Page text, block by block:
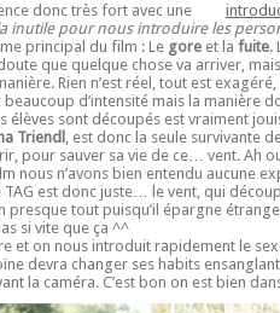
donc très fort avec une
inutile pour nous introduire les
principal du film : Le gore et la fuite.
que quelque chose va arriver,
Rien n’est réel, tout est
beaucoup d’intensité mais la manière
élèves sont découpés est vraiment
Triendl , est donc la seule survivante
pour sauver sa vie de ce… vent. Ah
nous n’avons bien entendu aucune
TAG est donc juste… le vent, qui
presque tout puisqu’il épargne
si vite que ça ^^
et on nous introduit rapidement le
devra changer ses habits
la caméra. C’est bon on est bien